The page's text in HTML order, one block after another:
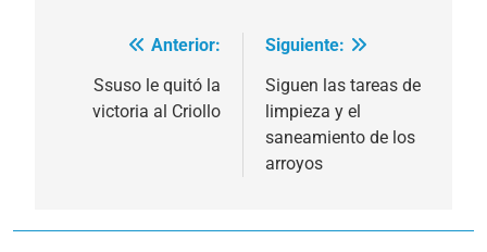
Navegación
Anterior:
Ssuso le quitó la
victoria al Criollo
Siguiente:
Siguen las tareas de
limpieza y el
saneamiento de los
arroyos